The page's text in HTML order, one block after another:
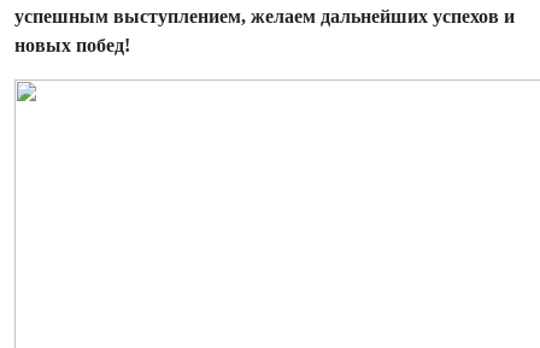
успешным выступлением, желаем дальнейших успехов и
новых побед!